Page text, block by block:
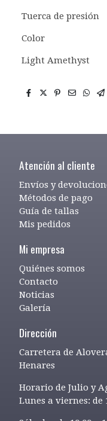
Tuerca de presión
Color
Light Amethyst
Atención al cliente
Envíos y
Métodos de pago
Guía de tallas
Mis pedidos
Mi empresa
Quiénes somos
Contacto
Noticias
Galería
Dirección
Carretera de
Henares
Horario de Julio y
Lunes a viernes: de